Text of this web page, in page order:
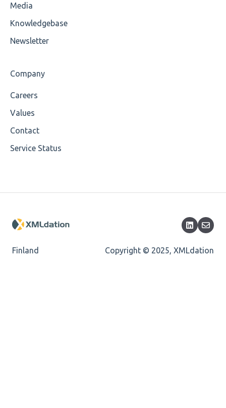
Maximum Length
Wrong Declaration
Cvc-attribute
Cvc-datatype-valid
Media
Knowledgebase
Newsletter
Company
Careers
Values
Contact
Service Status
Finland Copyright © 2025, XMLdation